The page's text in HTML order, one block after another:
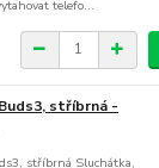
telefo...
stříbrná -
stříbrná Sluchátka,